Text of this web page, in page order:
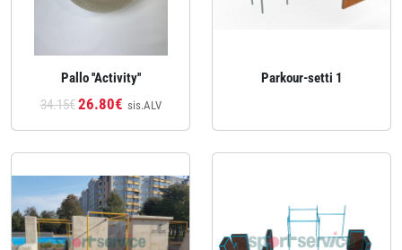
Pallo ''Activity''
34.15€26.80€ sis.ALV
Parkour-setti 1